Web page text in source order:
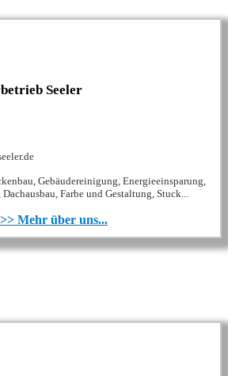
Seeler
Gebäudereinigung, Energieeinsparung,
Farbe und Gestaltung, Stuck...
>> Mehr über uns...